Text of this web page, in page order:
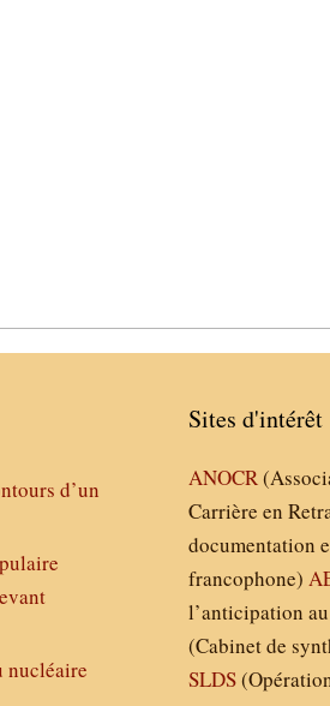
d’un
nucléaire
Sites d'intérêt
ANOCR
Carrière en
documentation
francophone)
l’anticipation
(Cabinet de
SLDS